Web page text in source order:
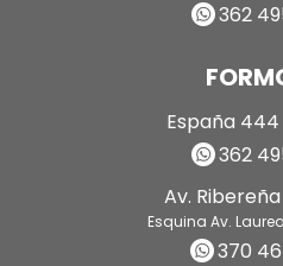
362
España
362
Av.
Esquina Av.
370